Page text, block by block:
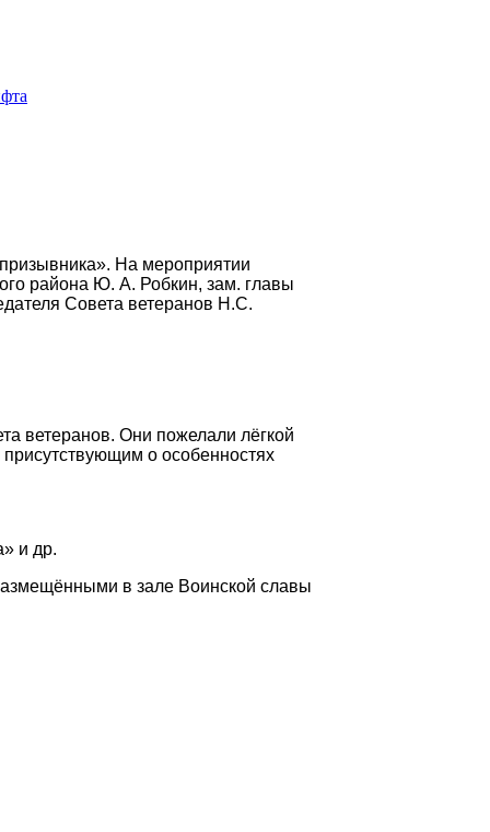
На мероприятии
района Ю. А. Робкин, зам. главы
Совета ветеранов Н.С.
ветеранов. Они пожелали лёгкой
о особенностях
и др.
в зале Воинской славы